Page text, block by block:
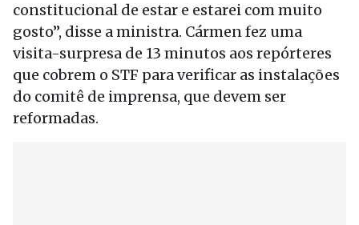
constitucional de estar e estarei com muito
gosto”, disse a ministra. Cármen fez uma
visita-surpresa de 13 minutos aos repórteres
que cobrem o STF para verificar as instalações
do comitê de imprensa, que devem ser
reformadas.